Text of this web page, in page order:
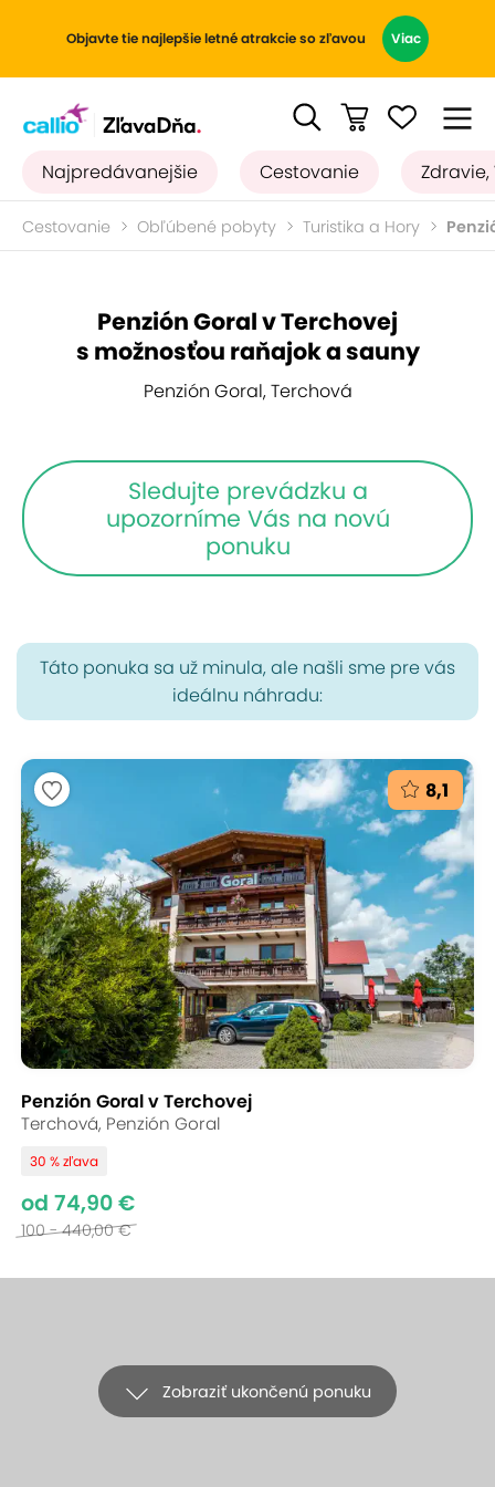
Objavte tie najlepšie letné atrakcie so zľavou Viac
Najpredávanejšie Cestovanie Zdravie,
Cestovanie Obľúbené pobyty Turistika a Hory
Penzión Goral v Terchovej
s možnosťou raňajok a sauny
Penzión Goral, Terchová
Sledujte prevádzku a
upozorníme Vás na novú
ponuku
Táto ponuka sa už minula, ale našli sme pre vás
ideálnu náhradu:
8,1
Penzión Goral v Terchovej
Terchová, Penzión Goral
30 % zľava
od 74,90 €
100 - 440,00 €
Zobraziť ukončenú ponuku